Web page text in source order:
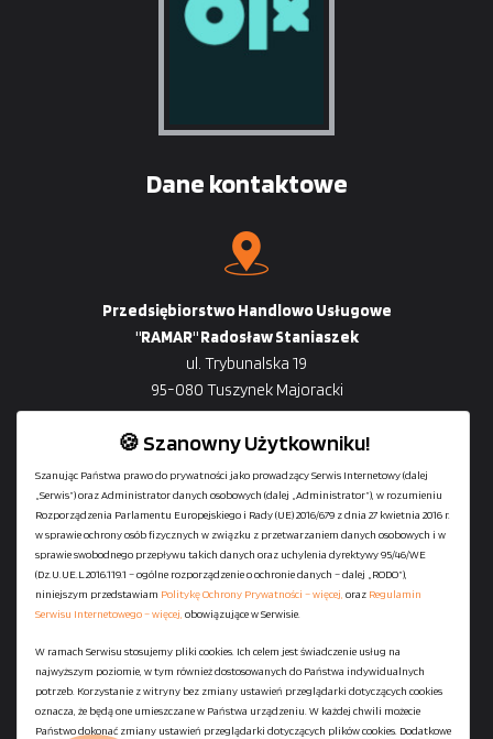
Dane kontaktowe
Przedsiębiorstwo Handlowo Usługowe
"RAMAR" Radosław Staniaszek
ul. Trybunalska 19
95-080 Tuszynek Majoracki
+48729-133-333
biuro@601144444.pl
Kontakt
Regulamin serwisu
Polityka Ochrony Prywatności
🍪 Szanowny Użytkowniku!
Szanując Państwa prawo do prywatności jako prowadzący Serwis Internetowy (dalej
„Serwis”) oraz Administrator danych osobowych (dalej „Administrator”), w rozumieniu
Rozporządzenia Parlamentu Europejskiego i Rady (UE) 2016/679 z dnia 27 kwietnia 2016 r.
w sprawie ochrony osób fizycznych w związku z przetwarzaniem danych osobowych i w
sprawie swobodnego przepływu takich danych oraz uchylenia dyrektywy 95/46/WE
(Dz.U.UE.L.2016.119.1 – ogólne rozporządzenie o ochronie danych – dalej „RODO”),
niniejszym przedstawiam Politykę Ochrony Prywatności – więcej, oraz Regulamin
Serwisu Internetowego – więcej, obowiązujące w Serwisie.
W ramach Serwisu stosujemy pliki cookies. Ich celem jest świadczenie usług na
najwyższym poziomie, w tym również dostosowanych do Państwa indywidualnych
potrzeb. Korzystanie z witryny bez zmiany ustawień przeglądarki dotyczących cookies
oznacza, że będą one umieszczane w Państwa urządzeniu. W każdej chwili możecie
Państwo dokonać zmiany ustawień przeglądarki dotyczących plików cookies. Dodatkowe